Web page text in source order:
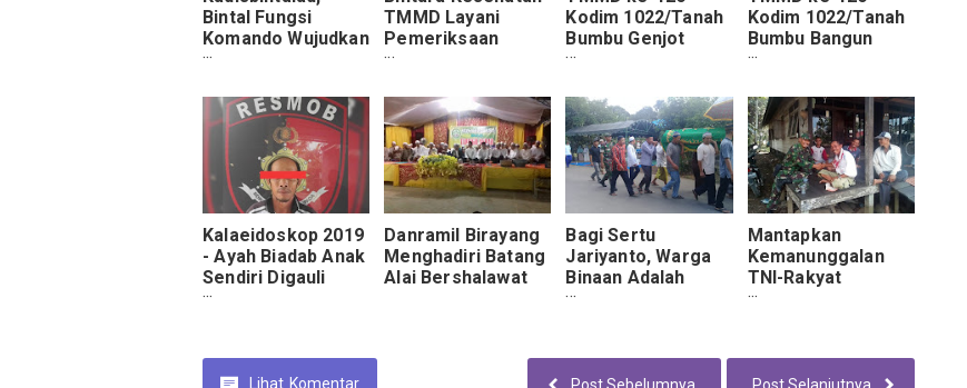
Bintal Fungsi
Komando Wujudkan
Mental Tangguh
TMMD Layani
Pemeriksaan
Kesehatan Warga
Kodim 1022/Tanah
Bumbu Genjot
Pembangunan
Desa
Kodim 1022/Tanah
Bumbu Bangun
Tembok Permanen
Kalaeidoskop 2019
- Ayah Biadab Anak
Sendiri Digauli
Hingga Hamil 8
Danramil Birayang
Menghadiri Batang
Alai Bershalawat
Bagi Sertu
Jariyanto, Warga
Binaan Adalah
Bagian Dari
Mantapkan
Kemanunggalan
TNI-Rakyat
Danramil Pagat
Lihat Komentar